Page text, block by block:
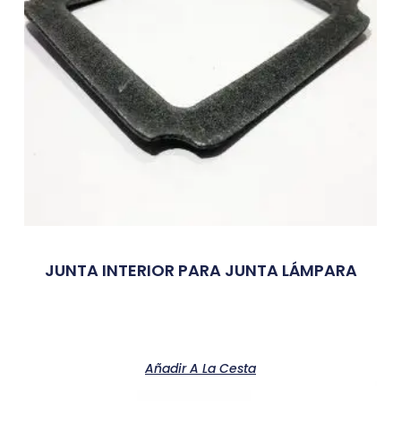
JUNTA INTERIOR PARA JUNTA LÁMPARA
Añadir A La Cesta